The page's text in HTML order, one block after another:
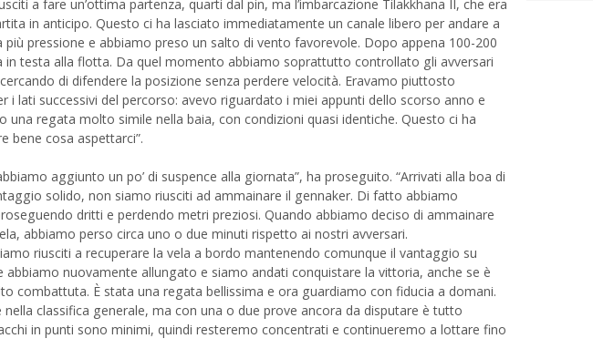
a fare un’ottima partenza, quarti dal pin, ma l’imbarcazione Tilakkhana II, che era
in anticipo. Questo ci ha lasciato immediatamente un canale libero per andare a
più pressione e abbiamo preso un salto di vento favorevole. Dopo appena 100-200
in testa alla flotta. Da quel momento abbiamo soprattutto controllato gli avversari
di difendere la posizione senza perdere velocità. Eravamo piuttosto
i lati successivi del percorso: avevo riguardato i miei appunti dello scorso anno e
una regata molto simile nella baia, con condizioni quasi identiche. Questo ci ha
bene cosa aspettarci”.
aggiunto un po’ di suspence alla giornata”, ha proseguito. “Arrivati alla boa di
solido, non siamo riusciti ad ammainare il gennaker. Di fatto abbiamo
dritti e perdendo metri preziosi. Quando abbiamo deciso di ammainare
abbiamo perso circa uno o due minuti rispetto ai nostri avversari.
riusciti a recuperare la vela a bordo mantenendo comunque il vantaggio su
abbiamo nuovamente allungato e siamo andati conquistare la vittoria, anche se è
combattuta. È stata una regata bellissima e ora guardiamo con fiducia a domani.
nella classifica generale, ma con una o due prove ancora da disputare è tutto
in punti sono minimi, quindi resteremo concentrati e continueremo a lottare fino